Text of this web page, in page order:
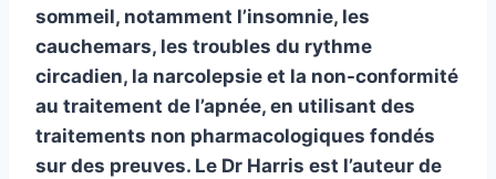
sommeil, notamment l’insomnie, les
cauchemars, les troubles du rythme
circadien, la narcolepsie et la non-conformité
au traitement de l’apnée, en utilisant des
traitements non pharmacologiques fondés
sur des preuves. Le Dr Harris est l’auteur de